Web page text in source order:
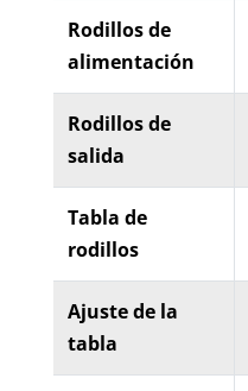
Rodillos de
alimentación
Rodillos de
salida
Tabla de
rodillos
Ajuste de la
tabla